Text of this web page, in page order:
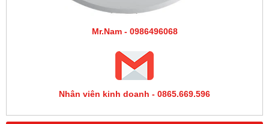
Mr.Nam - 0986496068
Nhân viên kinh doanh - 0865.669.596